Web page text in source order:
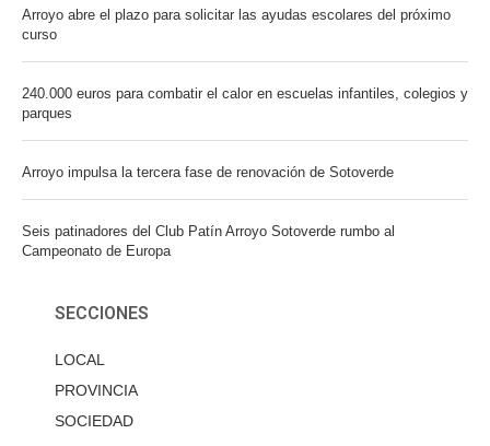
Arroyo abre el plazo para solicitar las ayudas escolares del próximo
curso
240.000 euros para combatir el calor en escuelas infantiles, colegios y
parques
Arroyo impulsa la tercera fase de renovación de Sotoverde
Seis patinadores del Club Patín Arroyo Sotoverde rumbo al
Campeonato de Europa
SECCIONES
LOCAL
PROVINCIA
SOCIEDAD